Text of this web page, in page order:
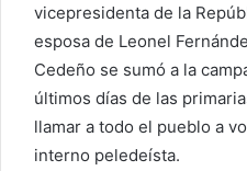
vicepresidenta de la
esposa de Leonel
Cedeño se sumó a la
últimos días de las
llamar a todo el pueblo a
interno peledeísta.